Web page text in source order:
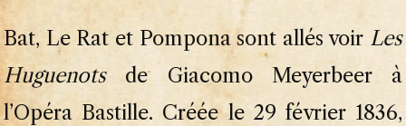
Bat, Le Rat et Pompona sont allés voir Les
Huguenotsde Giacomo Meyerbeer à
l’Opéra Bastille. Créée le 29 février 1836,